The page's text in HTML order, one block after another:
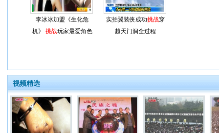
李冰冰加盟《生化危
机》 挑战玩家最爱角色
实拍翼装侠成功挑战穿
越天门洞全过程
视频精选